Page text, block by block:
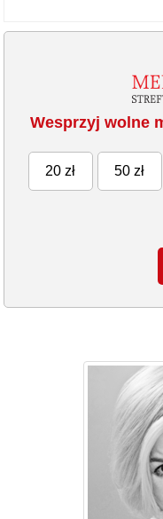
Wesprzyj wolne
20 zł 50 zł